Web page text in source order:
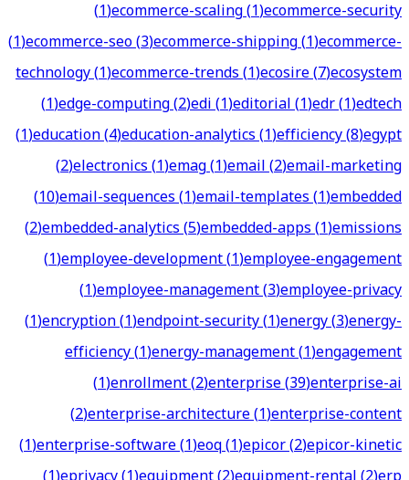
(1)ecommerce-scaling(1)ecommerce-security
(1)ecommerce-seo(3)ecommerce-shipping(1)ecommerce-
technology(1)ecommerce-trends(1)ecosire(7)ecosystem
(1)edge-computing(2)edi(1)editorial(1)edr(1)edtech
(1)education(4)education-analytics(1)efficiency(8)egypt
(2)electronics(1)emag(1)email(2)email-marketing
(10)email-sequences(1)email-templates(1)embedded
(2)embedded-analytics(5)embedded-apps(1)emissions
(1)employee-development(1)employee-engagement
(1)employee-management(3)employee-privacy
(1)encryption(1)endpoint-security(1)energy(3)energy-
efficiency(1)energy-management(1)engagement
(1)enrollment(2)enterprise(39)enterprise-ai
(2)enterprise-architecture(1)enterprise-content
(1)enterprise-software(1)eoq(1)epicor(2)epicor-kinetic